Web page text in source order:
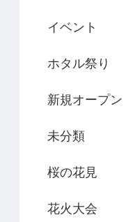
イベント
ホタル祭り
新規オープン
未分類
桜の花見
花火大会